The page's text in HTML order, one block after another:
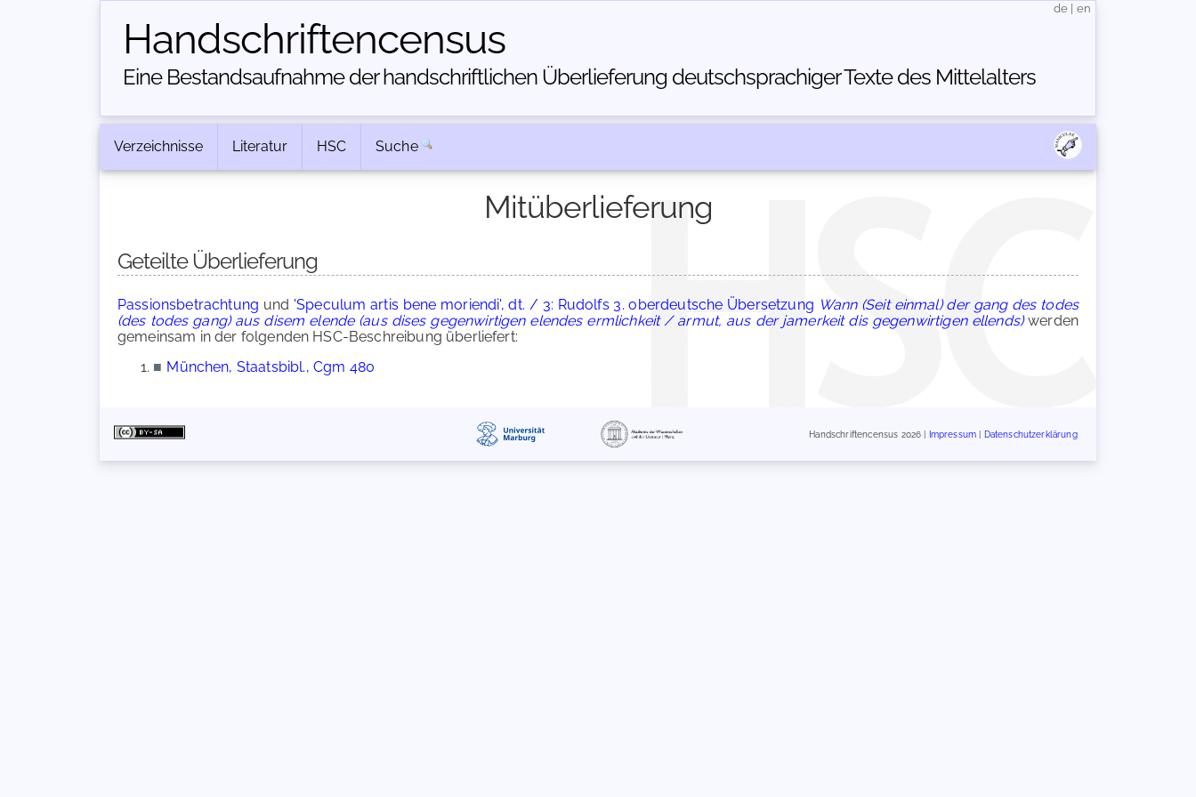
Handschriften­census
Eine Bestandsaufnahme der handschriftlichen Über­lieferung deutschsprachiger Texte des Mittelalters
de en
Verzeichnisse Literatur HSC Suche
Mitüberlieferung
Geteilte Überlieferung
Passionsbetrachtung und 'Speculum artis bene moriendi', dt. / 3: Rudolfs 3. oberdeutsche Übersetzung Wann (Seit einmal) der gang des todes
(des todes gang) aus disem elende (aus dises gegenwirtigen elendes ermlichkeit / armut, aus der jamerkeit dis gegenwirtigen ellends)werden
gemeinsam in der folgenden HSC-Beschreibung überliefert:
■ München, Staatsbibl., Cgm 480
Handschriftencensus 2026 | Impressum Datenschutzerklärung